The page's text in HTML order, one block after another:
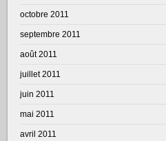
octobre 2011
septembre 2011
août 2011
juillet 2011
juin 2011
mai 2011
avril 2011